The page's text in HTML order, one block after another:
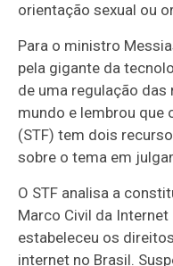
orientação sexual ou
Para o ministro
pela gigante da
de uma regulação das
mundo e lembrou que
(STF) tem dois
sobre o tema em
O STF analisa a
Marco Civil da
estabeleceu os
internet no Brasil.